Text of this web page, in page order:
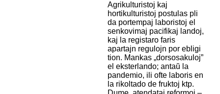
Agrikulturistoj kaj
hortikulturistoj postulas pli
da portempaj laboristoj el
senkovimaj pacifikaj landoj,
kaj la registaro faris
apartajn regulojn por ebligi
tion. Mankas „dorsosakuloj”
el eksterlando; antaŭ la
pandemio, ili ofte laboris en
la rikoltado de fruktoj ktp.